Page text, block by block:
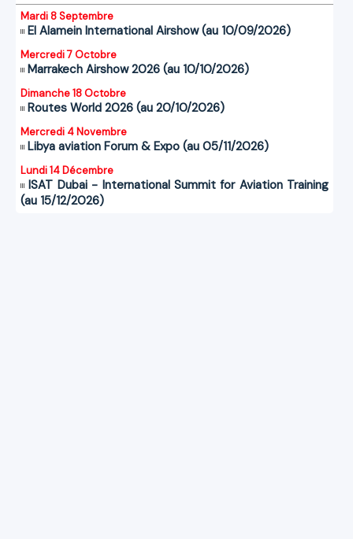
Mardi 8 Septembre
El Alamein International Airshow (au 10/09/2026)
Mercredi 7 Octobre
Marrakech Airshow 2026 (au 10/10/2026)
Dimanche 18 Octobre
Routes World 2026 (au 20/10/2026)
Mercredi 4 Novembre
Libya aviation Forum & Expo (au 05/11/2026)
Lundi 14 Décembre
ISAT Dubai - International Summit for Aviation Training
(au 15/12/2026)